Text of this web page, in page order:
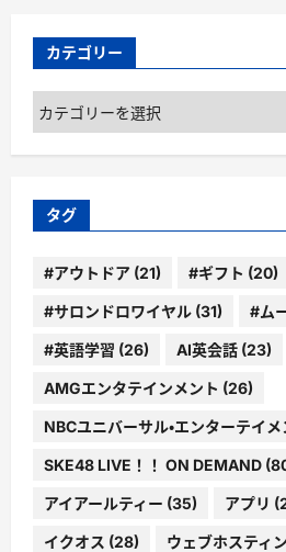
カテゴリー
カ
テ
ゴ
ー
タグ
#アウトドア (21) #ギフト (20)
#サロンドロワイヤル (31) #ム
#英語学習 (26) AI英会話 (23)
AMGエンタテインメント (26)
NBCユニバーサル・エンターテイ
SKE48 LIVE！！ ON DEMAND
アイアールティー (35) アプリ
イクオス (28) ウェブホスティ